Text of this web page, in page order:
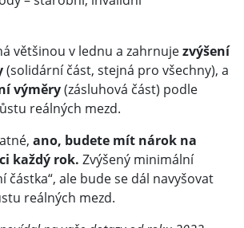
většinou v lednu a zahrnujezvýšení
(solidární část, stejná pro všechny), a
výměry(zásluhová část) podle
reálných mezd.
ano, budete mít nárok na
každý rok. Zvýšený minimální
částka“, ale bude se dál navyšovat
reálných mezd.